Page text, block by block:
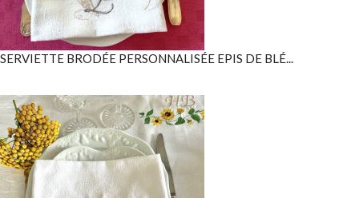
SERVIETTE BRODÉE PERSONNALISÉE EPIS DE BLÉ...